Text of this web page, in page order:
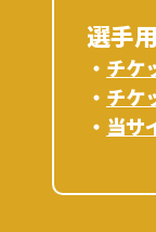
選手
・ チケ
・ チケ
・ 当サ